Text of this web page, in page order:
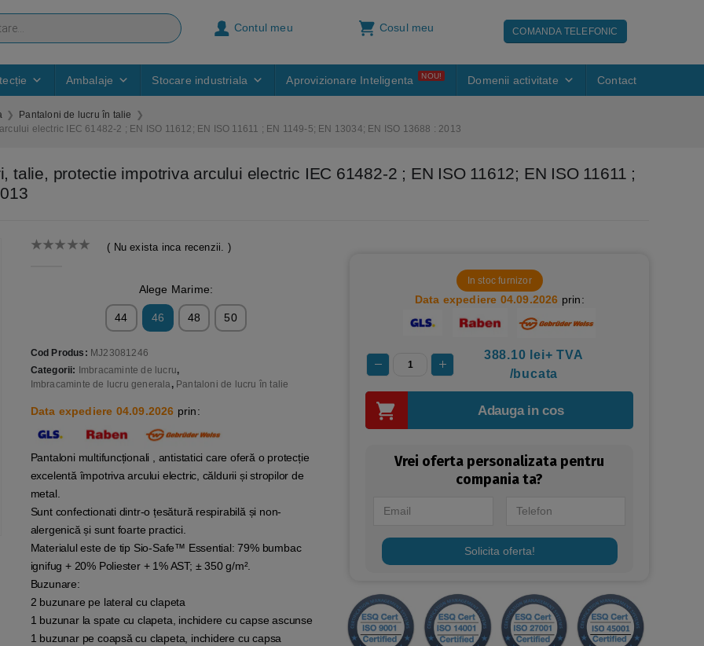
Contul meu Cosul meu COMANDA TELEFONIC
Ambalaje Stocare industriala Aprovizionare Inteligenta NOU! Domenii activitate Contact
Pantaloni de lucru în talie
electric IEC 61482-2 ; EN ISO 11612; EN ISO 11611 ; EN 1149-5; EN 13034; EN ISO 13688 : 2013
talie, protectie impotriva arcului electric IEC 61482-2 ; EN ISO 11612; EN ISO 11611 ;
( Nu exista inca recenzii. )
Alege Marime:
44 46 48 50
Cod Produs: MJ23081246
Categorii:
Imbracaminte de lucru,
Imbracaminte de lucru generala, Pantaloni de lucru în talie
Data expediere 04.09.2026 prin:
Pantaloni multifuncționali , antistatici care oferă o protecție
excelentă împotriva arcului electric, căldurii și stropilor de
metal.
Sunt confectionati dintr-o țesătură respirabilă și non-
alergenică și sunt foarte practici.
Materialul este de tip Sio-Safe™ Essential: 79% bumbac
ignifug + 20% Poliester + 1% AST; ± 350 g/m².
Buzunare:
2 buzunare pe lateral cu clapeta
1 buzunar la spate cu clapeta, inchidere cu capse ascunse
1 buzunar pe coapsă cu clapeta, inchidere cu capsa
In stoc furnizor
Data expediere 04.09.2026 prin:
388.10 lei+ TVA
/bucata
Adauga in cos
Vrei oferta personalizata pentru
compania ta?
Solicita oferta!